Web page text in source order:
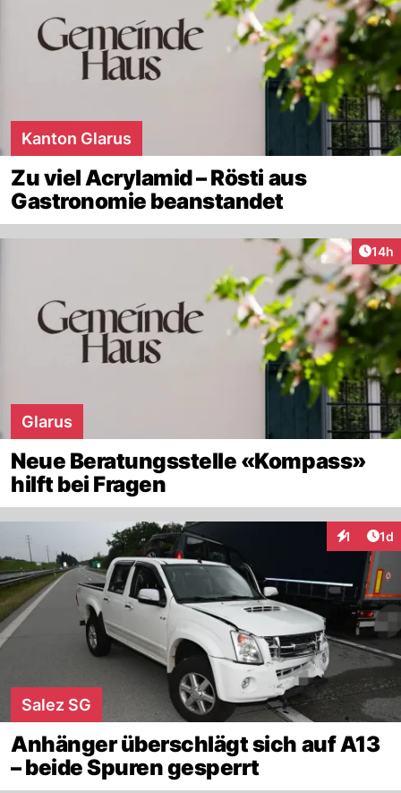
Kanton Glarus
Zu viel Acrylamid – Rösti aus
Gastronomie beanstandet
14h
Glarus
Neue Beratungsstelle «Kompass»
hilft bei Fragen
1 1d
Salez SG
Anhänger überschlägt sich auf A13
– beide Spuren gesperrt